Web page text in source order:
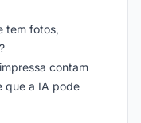
tem fotos,
contam
que a IA pode